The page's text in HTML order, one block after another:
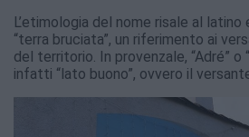
L’etimologia del nome risale al latino
“terra bruciata”, un riferimento ai
del territorio. In provenzale, “Adré” o
infatti “lato buono”, ovvero il